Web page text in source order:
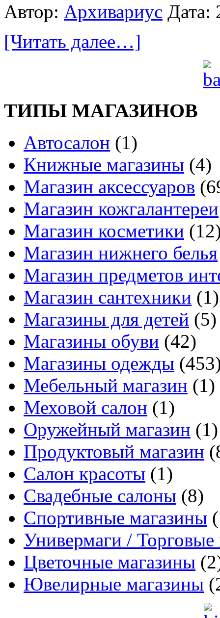
Автор: Архивариус Дата:
[Читать далее…]
ТИПЫ МАГАЗИНОВ
Автосалон (1)
Книжные магазины (4)
Магазин аксессуаров
Магазин кожгалантереи
Магазин косметики
Магазин нижнего белья
Магазин предметов
Магазин сантехники (1)
Магазины для детей (5)
Магазины обуви (42)
Магазины одежды
Мебельный магазин (1)
Меховой салон (1)
Оружейный магазин (1)
Продуктовый магазин
Салон красоты (1)
Свадебные салоны (8)
Спортивные магазины
Универмаги /
Цветочные магазины
Ювелирные магазины